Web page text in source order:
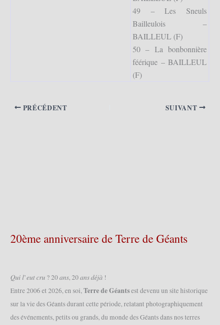
49 – Les Sneuls
Bailleulois –
BAILLEUL (F)
50 – La bonbonnière
féérique – BAILLEUL
(F)
PRÉCÉDENT SUIVANT
20ème anniversaire de Terre de Géants
𝑄𝑢𝑖 𝑙’𝑒𝑢𝑡 𝑐𝑟𝑢 ? 20 𝑎𝑛𝑠, 20 𝑎𝑛𝑠 𝑑𝑒́𝑗𝑎̀ !
Entre 2006 et 2026, en soi,Terre de Géantsest devenu un site historique
sur la vie des Géants durant cette période, relatant photographiquement
des événements, petits ou grands, du monde des Géants dans nos terres